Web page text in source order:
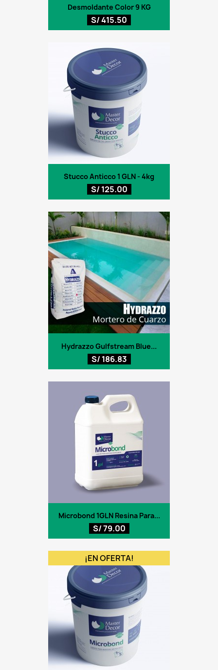
Desmoldante Color 9 KG
S/ 415.50
Stucco Anticco 1 GLN - 4kg
S/ 125.00
Hydrazzo Gulfstream Blue...
S/ 186.83
Microbond 1GLN Resina Para...
S/ 79.00
¡EN OFERTA!